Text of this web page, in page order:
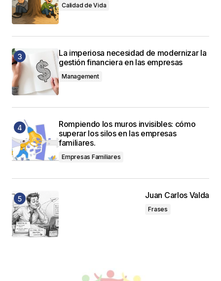
Calidad de Vida
La imperiosa necesidad de modernizar la
gestión financiera en las empresas
Management
Rompiendo los muros invisibles: cómo
superar los silos en las empresas
familiares.
Empresas Familiares
Juan Carlos Valda
Frases